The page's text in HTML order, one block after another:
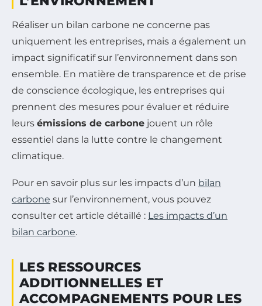
Réaliser un bilan carbone ne concerne pas
uniquement les entreprises, mais a également un
impact significatif sur l’environnement dans son
ensemble. En matière de transparence et de prise
de conscience écologique, les entreprises qui
prennent des mesures pour évaluer et réduire
leurs émissions de carbone jouent un rôle
essentiel dans la lutte contre le changement
climatique.
Pour en savoir plus sur les impacts d’un bilan
carbone sur l’environnement, vous pouvez
consulter cet article détaillé : Les impacts d’un
bilan carbone.
LES RESSOURCES
ADDITIONNELLES ET
ACCOMPAGNEMENTS POUR LES